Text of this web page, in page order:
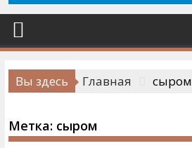
Вы здесь Главная сыром
Метка: сыром